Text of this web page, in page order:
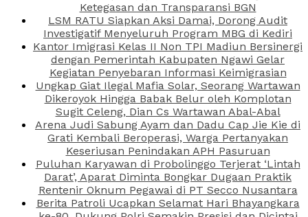
Ketegasan dan Transparansi BGN
LSM RATU Siapkan Aksi Damai, Dorong Audit
Investigatif Menyeluruh Program MBG di Kediri
Kantor Imigrasi Kelas II Non TPI Madiun Bersinergi
dengan Pemerintah Kabupaten Ngawi Gelar
Kegiatan Penyebaran Informasi Keimigrasian
Ungkap Giat Ilegal Mafia Solar, Seorang Wartawan
Dikeroyok Hingga Babak Belur oleh Komplotan
Sugit Celeng, Dian Cs Wartawan Abal-Abal
Arena Judi Sabung Ayam dan Dadu Cap Jie Kie di
Grati Kembali Beroperasi, Warga Pertanyakan
Keseriusan Penindakan APH Pasuruan
Puluhan Karyawan di Probolinggo Terjerat ‘Lintah
Darat’, Aparat Diminta Bongkar Dugaan Praktik
Rentenir Oknum Pegawai di PT Secco Nusantara
Berita Patroli Ucapkan Selamat Hari Bhayangkara